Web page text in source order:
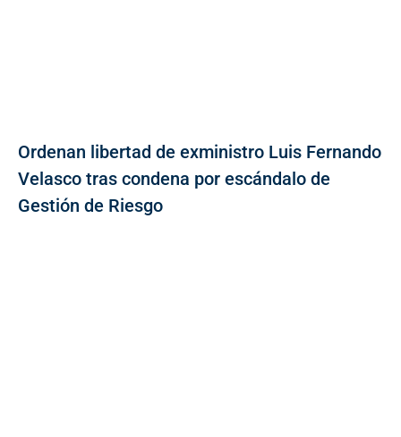
Ordenan libertad de exministro Luis Fernando
Velasco tras condena por escándalo de
Gestión de Riesgo